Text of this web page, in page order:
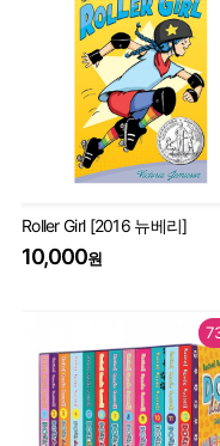
Roller Girl [2016 뉴베리]
10,000원